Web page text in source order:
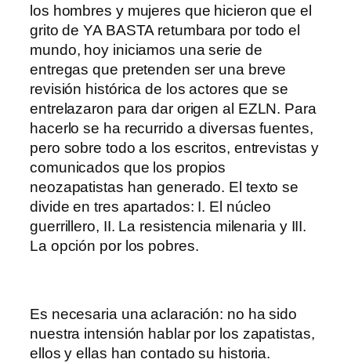
los hombres y mujeres que hicieron que el
grito de YA BASTA retumbara por todo el
mundo, hoy iniciamos una serie de
entregas que pretenden ser una breve
revisión histórica de los actores que se
entrelazaron para dar origen al EZLN. Para
hacerlo se ha recurrido a diversas fuentes,
pero sobre todo a los escritos, entrevistas y
comunicados que los propios
neozapatistas han generado. El texto se
divide en tres apartados: I. El núcleo
guerrillero, II. La resistencia milenaria y III.
La opción por los pobres.
Es necesaria una aclaración: no ha sido
nuestra intensión hablar por los zapatistas,
ellos y ellas han contado su historia.